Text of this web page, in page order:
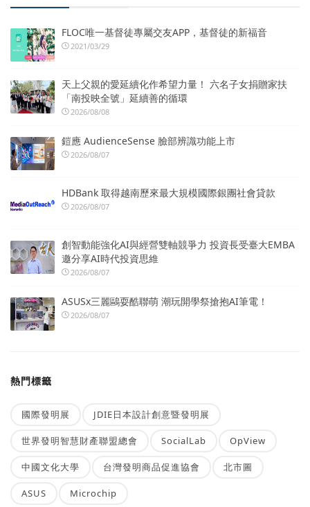
FLOC唯一基督徒專屬交友APP，基督徒的新福音
2021/03/29
天上父親的愛延續化作希望力量！ 六名子女捐贈家扶
「南投映全號」延續善的循環
2026/08/08
鎧應 AudienceSense 臉部辨識功能上市
2026/08/07
HDBank 取得越南歷來最大規模國際銀團社會貸款
2026/08/07
創智動能強化AI與經營雙軸競爭力 投資長受臺大EMBA
邀分享AI時代投資思維
2026/08/07
ASUSx三麗鷗耍酷聯萌 潮玩開學祭搶抱AI筆電！
2026/08/07
熱門標籤
國際發明展 JDIE日本設計創意暨發明展
世界發明智慧財產聯盟總會 SocialLab OpView
中國文化大學 台灣發明商品促進協會 北市圖
ASUS Microchip